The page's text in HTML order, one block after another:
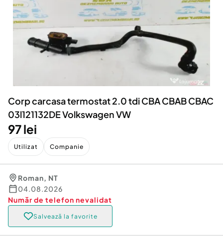
Servicii
Animale de companie
Afaceri și echipamente profesionale
Inchiriere Bunuri si Vehicule
Utilaje agricole si industriale
Piese auto si accesorii
Dacia Duster
Corp carcasa termostat 2.0 tdi CBA CBAB CBAC
03l121132DE Volkswagen VW
97 lei
Utilizat Companie
Roman, NT
04.08.2026
Număr de telefon nevalidat
Salvează la favorite